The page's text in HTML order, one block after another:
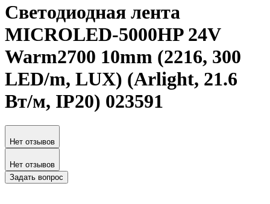
Светодиодная лента
MICROLED-5000HP 24V
Warm2700 10mm (2216, 300
LED/m, LUX) (Arlight, 21.6
Вт/м, IP20) 023591
Нет отзывов
Нет отзывов
Задать вопрос